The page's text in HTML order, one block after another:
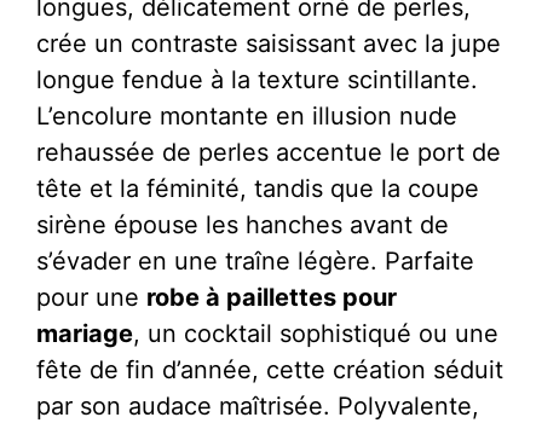
longues, délicatement orné de perles,
crée un contraste saisissant avec la jupe
longue fendue à la texture scintillante.
L’encolure montante en illusion nude
rehaussée de perles accentue le port de
tête et la féminité, tandis que la coupe
sirène épouse les hanches avant de
s’évader en une traîne légère. Parfaite
pour une robe à paillettes pour
mariage, un cocktail sophistiqué ou une
fête de fin d’année, cette création séduit
par son audace maîtrisée. Polyvalente,